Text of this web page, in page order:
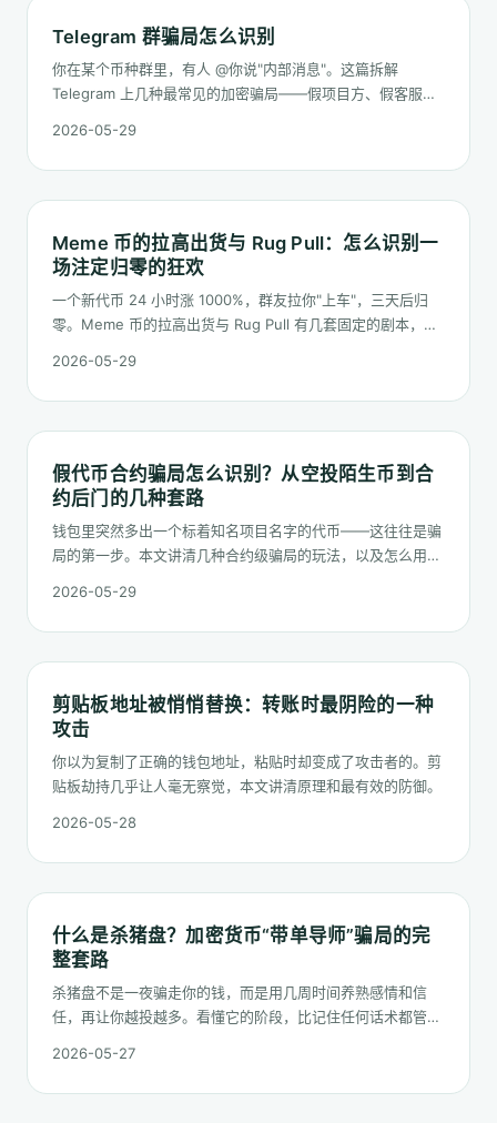
Telegram 群骗局怎么识别
你在某个币种群里，有人 @你说"内部消息"。这篇拆解
Telegram 上几种最常见的加密骗局——假项目方、假客服、
2026-05-29
Meme 币的拉高出货与 Rug Pull：怎么识别一
场注定归零的狂欢
一个新代币 24 小时涨 1000%，群友拉你"上车"，三天后归
零。Meme 币的拉高出货与 Rug Pull 有几套固定的剧本，本
2026-05-29
假代币合约骗局怎么识别？从空投陌生币到合
约后门的几种套路
钱包里突然多出一个标着知名项目名字的代币——这往往是骗
局的第一步。本文讲清几种合约级骗局的玩法，以及怎么用合
2026-05-29
剪贴板地址被悄悄替换：转账时最阴险的一种
攻击
你以为复制了正确的钱包地址，粘贴时却变成了攻击者的。剪
贴板劫持几乎让人毫无察觉，本文讲清原理和最有效的防御。
2026-05-28
什么是杀猪盘？加密货币“带单导师”骗局的完
整套路
杀猪盘不是一夜骗走你的钱，而是用几周时间养熟感情和信
任，再让你越投越多。看懂它的阶段，比记住任何话术都管
2026-05-27